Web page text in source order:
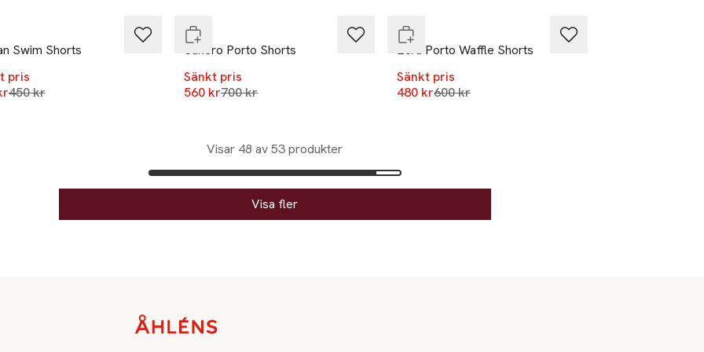
Swim Shorts
pris
Lägsta pris 30 dagar
450 kr
OAS
Sunero Porto Shorts
Sänkt pris
560 krLägsta pris 30 dagar
700 kr
OAS
Ecru Porto Waffle Shorts
Sänkt pris
480 krLägsta pris 30 dagar
600 kr
Visar 48 av 53 produkter
Visa fler